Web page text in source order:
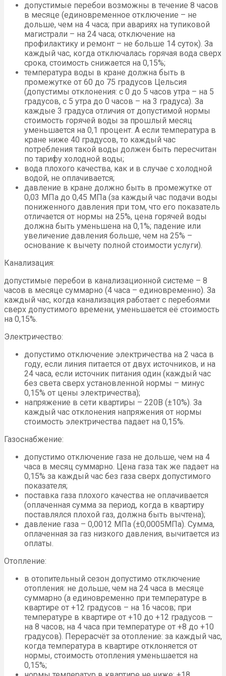
допустимые перебои возможны в течение 8 часов
в месяце (единовременное отключение – не
дольше, чем на 4 часа; при авариях на тупиковой
магистрали – на 24 часа; отключение на
профилактику и ремонт – не больше 14 суток). За
каждый час, когда отключалась горячая вода сверх
срока, стоимость снижается на 0,15%;
температура воды в кране должна быть в
промежутке от 60 до 75 градусов Цельсия
(допустимы отклонения: с 0 до 5 часов утра – на 5
градусов, с 5 утра до 0 часов – на 3 градуса). За
каждые 3 градуса отличия от допустимой нормы
стоимость горячей воды за прошлый месяц
уменьшается на 0,1 процент. А если температура в
кране ниже 40 градусов, то каждый час
потребления такой воды должен быть пересчитан
по тарифу холодной воды;
вода плохого качества, как и в случае с холодной
водой, не оплачивается;
давление в кране должно быть в промежутке от
0,03 МПа до 0,45 МПа (за каждый час подачи воды
пониженного давления при том, что его показатель
отличается от нормы на 25%, цена горячей воды
должна быть уменьшена на 0,1%; падение или
увеличение давления больше, чем на 25% –
основание к вычету полной стоимости услуги).
Канализация:
допустимые перебои в канализационной системе – 8
часов в месяце суммарно (4 часа – единовременно). За
каждый час, когда канализация работает с перебоями
сверх допустимого времени, уменьшается её стоимость
на 0,15%.
Электричество:
допустимо отключение электричества на 2 часа в
году, если линия питается от двух источников, и на
24 часа, если источник питания один (каждый час
без света сверх установленной нормы – минус
0,15% от цены электричества);
напряжение в сети квартиры – 220В (±10%). За
каждый час отклонения напряжения от нормы
стоимость электричества падает на 0,15%.
Газоснабжение:
допустимо отключение газа не дольше, чем на 4
часа в месяц суммарно. Цена газа так же падает на
0,15% за каждый час без газа сверх допустимого
показателя;
поставка газа плохого качества не оплачивается
(оплаченная сумма за период, когда в квартиру
поставлялся плохой газ, должна быть вычтена);
давление газа – 0,0012 МПа (±0,0005МПа). Сумма,
оплаченная за газ низкого давления, вычитается из
оплаты.
Отопление:
в отопительный сезон допустимо отключение
отопления: не дольше, чем на 24 часа в месяце
суммарно (а единовременно при температуре в
квартире от +12 градусов – на 16 часов; при
температуре в квартире от +10 до +12 градусов –
на 8 часов; на 4 часа при температуре от +8 до +10
градусов). Перерасчёт за отопление: за каждый час,
когда температура в квартире отклоняется от
нормы, стоимость отопления уменьшается на
0,15%;